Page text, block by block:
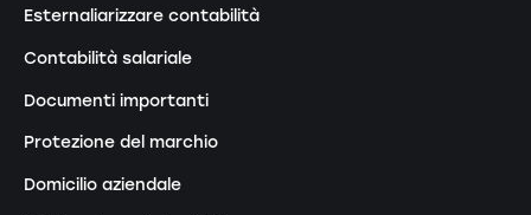
Esternaliarizzare contabilità
Contabilità salariale
Documenti importanti
Protezione del marchio
Domicilio aziendale